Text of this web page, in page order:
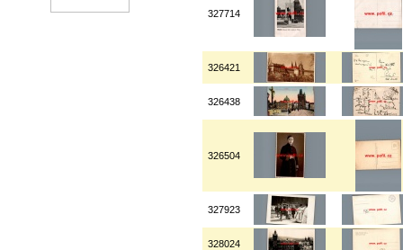
327714
326421
326438
326504
327923
328024